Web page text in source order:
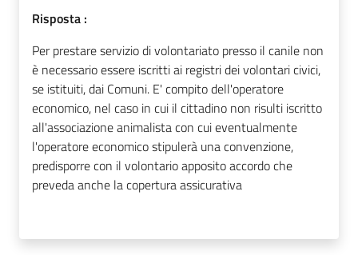
Risposta :
Per prestare servizio di volontariato presso il canile non
è necessario essere iscritti ai registri dei volontari civici,
se istituiti, dai Comuni. E' compito dell'operatore
economico, nel caso in cui il cittadino non risulti iscritto
all'associazione animalista con cui eventualmente
l'operatore economico stipulerà una convenzione,
predisporre con il volontario apposito accordo che
preveda anche la copertura assicurativa